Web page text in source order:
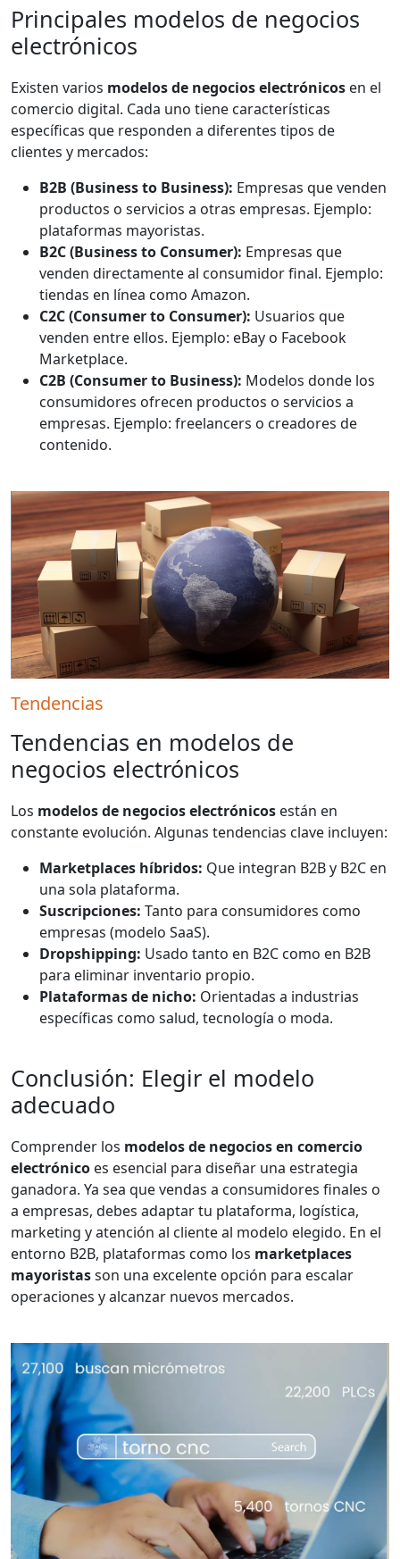
Principales modelos de negocios
electrónicos
Existen varios modelos de negocios electrónicos en el
comercio digital. Cada uno tiene características
específicas que responden a diferentes tipos de
clientes y mercados:
B2B (Business to Business): Empresas que venden
productos o servicios a otras empresas. Ejemplo:
plataformas mayoristas.
B2C (Business to Consumer): Empresas que
venden directamente al consumidor final. Ejemplo:
tiendas en línea como Amazon.
C2C (Consumer to Consumer): Usuarios que
venden entre ellos. Ejemplo: eBay o Facebook
Marketplace.
C2B (Consumer to Business): Modelos donde los
consumidores ofrecen productos o servicios a
empresas. Ejemplo: freelancers o creadores de
contenido.
Tendencias
Tendencias en modelos de
negocios electrónicos
Los modelos de negocios electrónicos están en
constante evolución. Algunas tendencias clave incluyen:
Marketplaces híbridos: Que integran B2B y B2C en
una sola plataforma.
Suscripciones: Tanto para consumidores como
empresas (modelo SaaS).
Dropshipping: Usado tanto en B2C como en B2B
para eliminar inventario propio.
Plataformas de nicho: Orientadas a industrias
específicas como salud, tecnología o moda.
Conclusión: Elegir el modelo
adecuado
Comprender los modelos de negocios en comercio
electrónico es esencial para diseñar una estrategia
ganadora. Ya sea que vendas a consumidores finales o
a empresas, debes adaptar tu plataforma, logística,
marketing y atención al cliente al modelo elegido. En el
entorno B2B, plataformas como los marketplaces
mayoristasson una excelente opción para escalar
operaciones y alcanzar nuevos mercados.